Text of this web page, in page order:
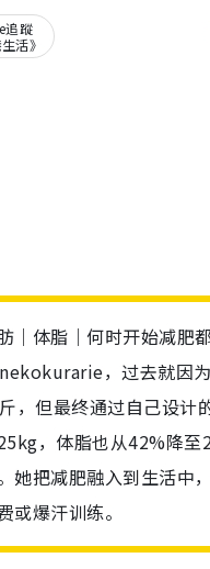
追蹤
活》
｜体脂｜何时开始减肥
，过去就因
，但最终通过自己设计
，体脂也从42%降至
她把减肥融入到生活中
或爆汗训练。